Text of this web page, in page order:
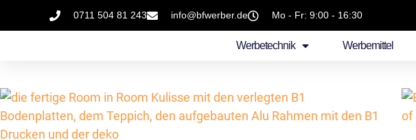
0711 504 81 243 info@bfwerber.de Mo - Fr: 9:00 - 16:30
Werbetechnik Werbemittel